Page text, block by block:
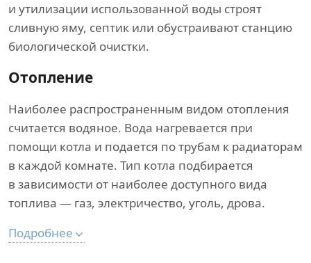
и утилизации использованной воды строят
сливную яму, септик или обустраивают станцию
биологической очистки.
Отопление
Наиболее распространенным видом отопления
считается водяное. Вода нагревается при
помощи котла и подается по трубам к радиаторам
в каждой комнате. Тип котла подбирается
в зависимости от наиболее доступного вида
топлива — газ, электричество, уголь, дрова.
Подробнее